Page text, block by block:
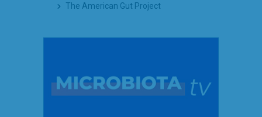
The American Gut Project